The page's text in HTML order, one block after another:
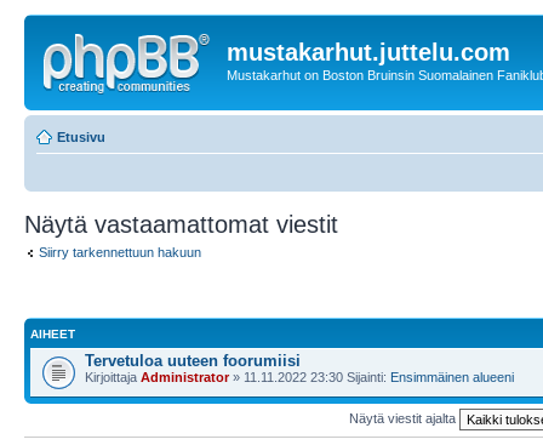
mustakarhut.juttelu.com
Mustakarhut on Boston Bruinsin Suomalainen
Etusivu
Näytä vastaamattomat viestit
Siirry tarkennettuun hakuun
AIHEET
Tervetuloa uuteen foorumiisi
Kirjoittaja Administrator» 11.11.2022 23:30 Sijainti: Ensimmäinen alueeni
Näytä viestit ajalta